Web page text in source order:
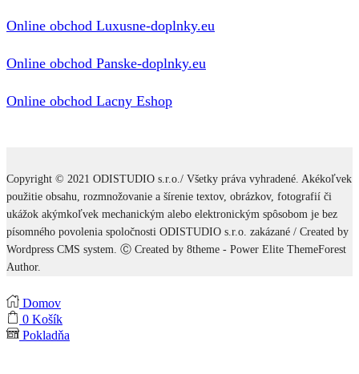
Online obchod Luxusne-doplnky.eu
Online obchod Panske-doplnky.eu
Online obchod Lacny Eshop
Copyright © 2021 ODISTUDIO s.r.o./ Všetky práva vyhradené. Akékoľvek
použitie obsahu, rozmnožovanie a šírenie textov, obrázkov, fotografií či
ukážok akýmkoľvek mechanickým alebo elektronickým spôsobom je bez
písomného povolenia spoločnosti ODISTUDIO s.r.o. zakázané / Created by
Wordpress CMS system. Ⓒ Created by 8theme - Power Elite ThemeForest
Author.
Domov
0 Košík
Pokladňa